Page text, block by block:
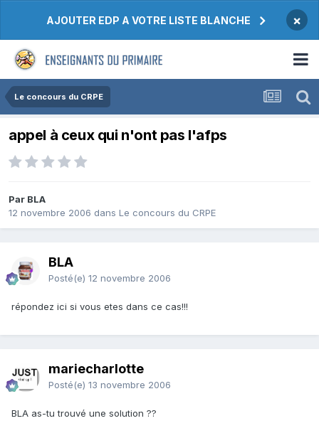
AJOUTER EDP A VOTRE LISTE BLANCHE ×
Le concours du CRPE
appel à ceux qui n'ont pas l'afps
Par BLA
12 novembre 2006 dans Le concours du CRPE
BLA
Posté(e) 12 novembre 2006
répondez ici si vous etes dans ce cas!!!
mariecharlotte
Posté(e) 13 novembre 2006
BLA as-tu trouvé une solution ??